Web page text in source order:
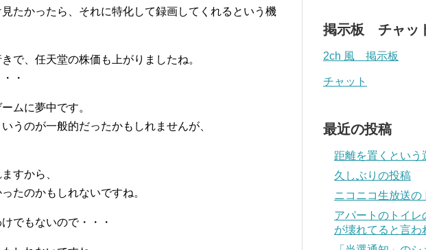
たかったら、それに特化して録画してくれるという機
で、任天堂の株価も上がりましたね。
・
ムに夢中です。
うのが一般的だったかもしれませんが、
すから、
たのかもしれないですね。
でもないので・・・
掲示板 チャッ
2ch 風 掲示板
チャット
最近の投稿
距離を置くという
久しぶりの投稿
ニコニコ生放送の
アパートのトイレ
が壊れてると言わ